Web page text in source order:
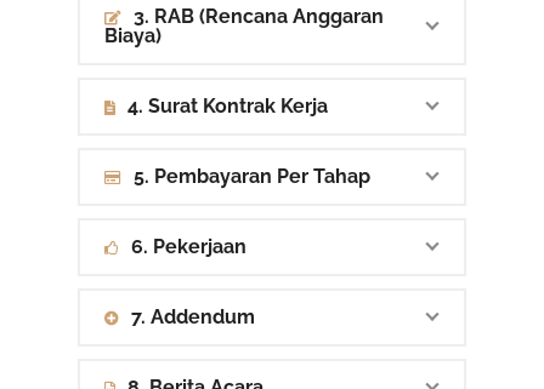
3. RAB (Rencana Anggaran
Biaya)
4. Surat Kontrak Kerja
5. Pembayaran Per Tahap
6. Pekerjaan
7. Addendum